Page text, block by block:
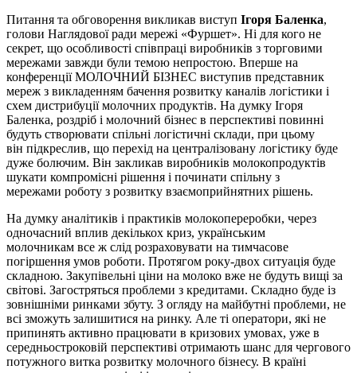
Питання та обговорення викликав виступ Ігоря Баленка,
голови Наглядової ради мережі «Фуршет». Ні для кого не
секрет, що особливості співпраці виробників з торговими
мережами завжди були темою непростою. Вперше на
конференції МОЛОЧНИЙ БІЗНЕС виступив представник
мереж з викладенням бачення розвитку каналів логістики і
схем дистрибуції молочних продуктів. На думку Ігоря
Баленка, роздріб і молочний бізнес в перспективі повинні
будуть створювати спільні логістичні склади, при цьому
він підкреслив, що перехід на централізовану логістику буде
дуже болючим. Він закликав виробників молокопродуктів
шукати компромісні рішення і починати спільну з
мережами роботу з розвитку взаємоприйнятних рішень.
На думку аналітиків і практиків молокопереробки, через
одночасний вплив декількох криз, українським
молочникам все ж слід розраховувати на тимчасове
погіршення умов роботи. Протягом року-двох ситуація буде
складною. Закупівельні ціни на молоко вже не будуть вищі за
світові. Загостряться проблеми з кредитами. Складно буде із
зовнішніми ринками збуту. З огляду на майбутні проблеми, не
всі зможуть залишитися на ринку. Але ті оператори, які не
припинять активно працювати в кризових умовах, уже в
середньостроковій перспективі отримають шанс для чергового
потужного витка розвитку молочного бізнесу. В країні